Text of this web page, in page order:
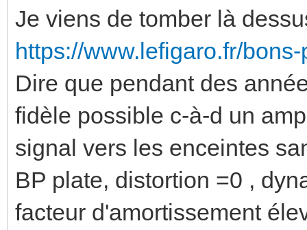
Je viens de tomber là
https://www.lefigaro.fr/
Dire que pendant des
fidèle possible c-à-d un
signal vers les enceintes
BP plate, distortion =0 ,
facteur d'amortissement